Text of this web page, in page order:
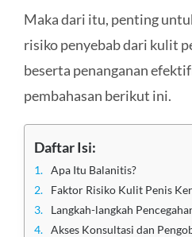
Maka dari itu, penting
risiko penyebab dari kulit
beserta penanganan
pembahasan berikut ini.
Daftar Isi:
Apa Itu Balanitis?
Faktor Risiko Kulit Penis
Langkah-langkah
Akses Konsultasi dan